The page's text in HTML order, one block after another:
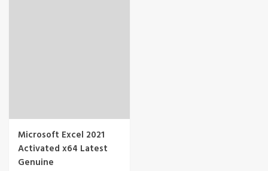
Microsoft Excel 2021
Activated x64 Latest
Genuine